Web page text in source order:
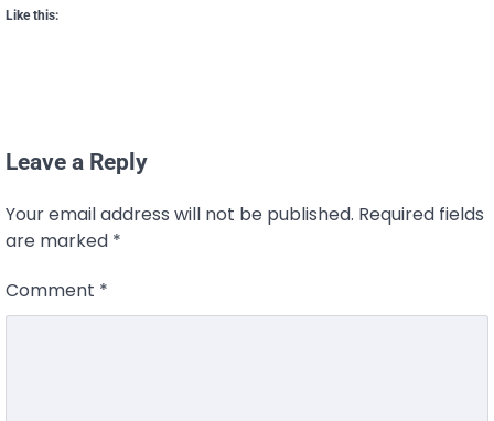
Like this:
Leave a Reply
Your email address will not be published. Required fields
are marked *
Comment *